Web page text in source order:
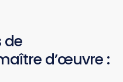
de
d’œuvre :